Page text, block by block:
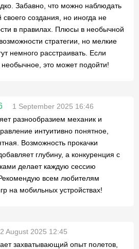
Забавно, что можно наблюдать
создания, но иногда не
в правилах. Плюсы в необычной
стратегии, но мелкие
немного расстраивать. Если
необычное, это может подойти!
1 September 2025 16:46
разнообразием механик и
интуитивно понятное,
Возможность прокачки
глубину, а конкуренция с
делает каждую сессию
всем любителям
на мобильных устройствах!
August 2025 12:45
захватывающий опыт полетов,